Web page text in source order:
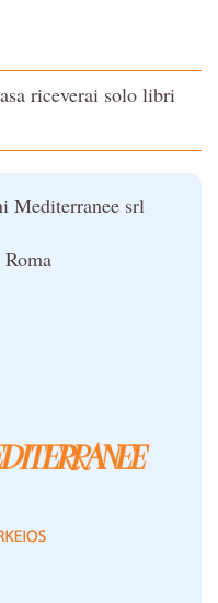
riceverai solo libri
Mediterranee srl